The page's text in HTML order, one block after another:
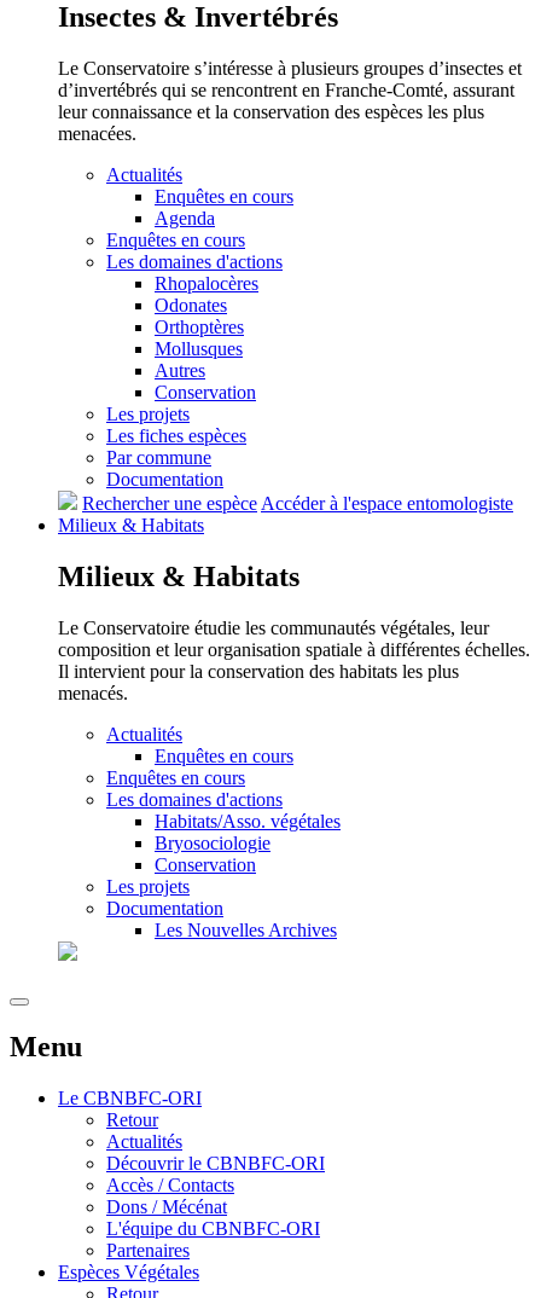
Insectes & Invertébrés
Le Conservatoire s’intéresse à plusieurs groupes d’insectes et
d’invertébrés qui se rencontrent en Franche-Comté, assurant
leur connaissance et la conservation des espèces les plus
menacées.
Actualités
Enquêtes en cours
Agenda
Enquêtes en cours
Les domaines d'actions
Rhopalocères
Odonates
Orthoptères
Mollusques
Autres
Conservation
Les projets
Les fiches espèces
Par commune
Documentation
Rechercher une espèce Accéder à l'espace entomologiste
Milieux & Habitats
Milieux & Habitats
Le Conservatoire étudie les communautés végétales, leur
composition et leur organisation spatiale à différentes échelles.
Il intervient pour la conservation des habitats les plus
menacés.
Actualités
Enquêtes en cours
Enquêtes en cours
Les domaines d'actions
Habitats/Asso. végétales
Bryosociologie
Conservation
Les projets
Documentation
Les Nouvelles Archives
Menu
Le CBNBFC-ORI
Retour
Actualités
Découvrir le CBNBFC-ORI
Accès / Contacts
Dons / Mécénat
L'équipe du CBNBFC-ORI
Partenaires
Espèces Végétales
Retour